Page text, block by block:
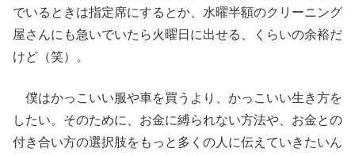
でいるときは指定席にするとか、水曜半額のクリーニング
屋さんにも急いでいたら火曜日に出せる、くらいの余裕だ
けど（笑）。
僕はかっこいい服や車を買うより、かっこいい生き方を
したい。そのために、お金に縛られない方法や、お金との
付き合い方の選択肢をもっと多くの人に伝えていきたいん